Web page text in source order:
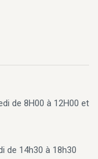
de 8H00 à 12H00 et
de 14h30 à 18h30